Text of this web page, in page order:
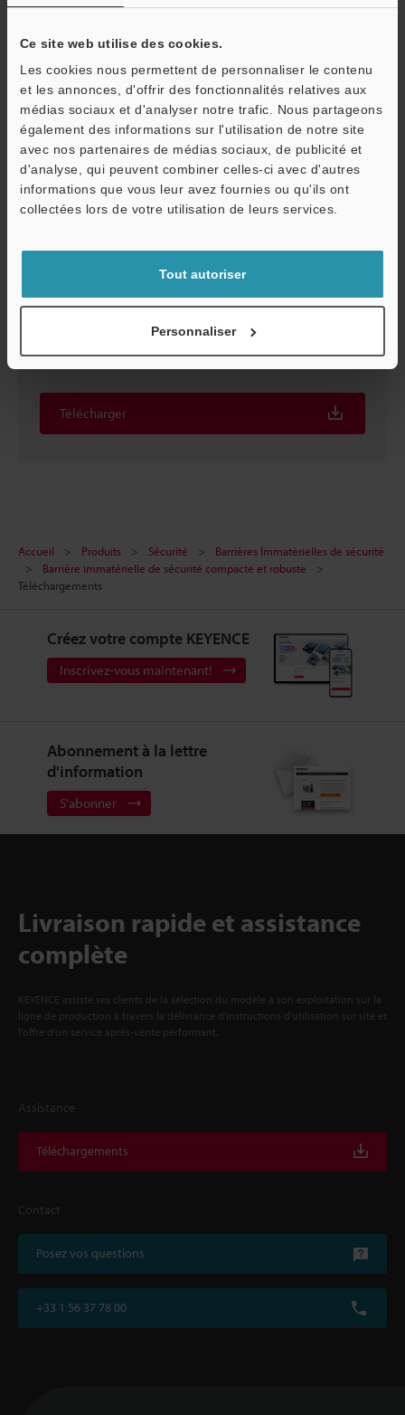
Ce site web utilise des cookies.
Les cookies nous permettent de personnaliser le contenu
et les annonces, d'offrir des fonctionnalités relatives aux
médias sociaux et d'analyser notre trafic. Nous partageons
également des informations sur l'utilisation de notre site
avec nos partenaires de médias sociaux, de publicité et
d'analyse, qui peuvent combiner celles-ci avec d'autres
informations que vous leur avez fournies ou qu'ils ont
collectées lors de votre utilisation de leurs services.
Tout autoriser
Personnaliser
Télécharger
GL-VM127FP/N
3D-SolidWorks:
Télécharger
Accueil Produits Sécurité
Barrières Immatérielles de sécurité
Barrière immatérielle de sécurité compacte et robuste
Téléchargements
Créez votre compte KEYENCE
Inscrivez-vous maintenant!
Abonnement à la lettre
d'information
S'abonner
Livraison rapide et assistance
complète
KEYENCE assiste ses clients de la sélection du modèle à son exploitation sur la
ligne de production à travers la délivrance d'instructions d'utilisation sur site et
l'offre d'un service après-vente performant.
Assistance
Téléchargements
Contact
Posez vos questions
+33 1 56 37 78 00